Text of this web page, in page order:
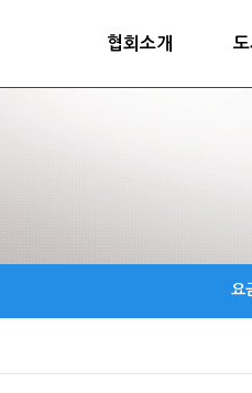
협회소개
요